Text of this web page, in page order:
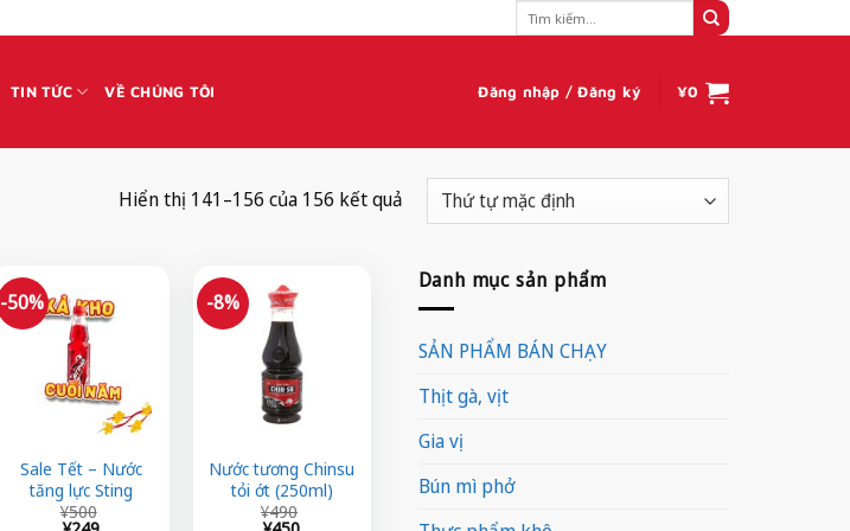
kiếm:
TIN TỨC VỀ CHÚNG TÔI Đăng nhập / Đăng ký ¥0
Hiển thị 141–156 của 156 kết quả
-50%
Sale Tết – Nước
tăng lực Sting
¥500
-8%
Nước tương Chinsu
tỏi ớt (250ml)
¥490
Danh mục sản phẩm
SẢN PHẨM BÁN CHẠY
Thịt gà, vịt
Gia vị
Bún mì phở